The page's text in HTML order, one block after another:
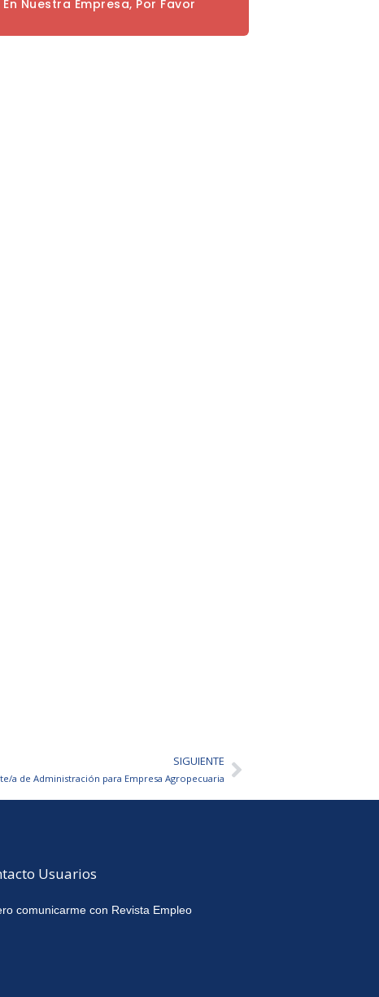
Nuestra Empresa, Por Favor
SIGUIENTE
a de Administración para Empresa AgropecuariaSiguiente
Usuarios
comunicarme con Revista Empleo